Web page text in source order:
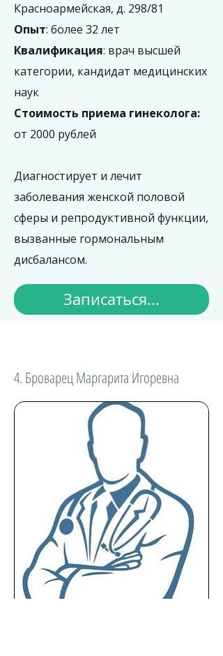
Красноармейская, д. 298/81
Опыт: более 32 лет
Квалификация: врач высшей
категории, кандидат медицинских
наук
Стоимость приема гинеколога:
от 2000 рублей
Диагностирует и лечит
заболевания женской половой
сферы и репродуктивной функции,
вызванные гормональным
дисбалансом.
Записаться...
4. Броварец Маргарита Игоревна